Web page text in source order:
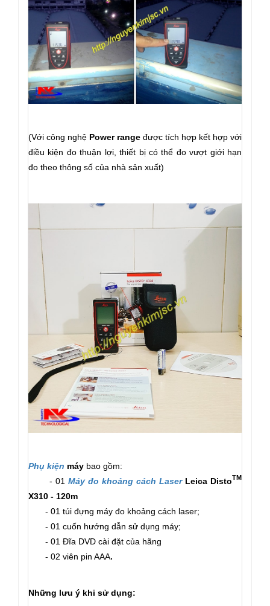
(Với công nghệ Power range được tích hợp kết hợp với
điều kiện đo thuận lợi, thiết bị có thể đo vượt giới hạn
đo theo thông số của nhà sản xuất)
Phụ kiện máy bao gồm:
- 01 Máy đo khoảng cách LaserLeica DistoTM
X310 - 120m
- 01 túi đựng máy đo khoảng cách laser;
- 01 cuốn hướng dẫn sử dụng máy;
- 01 Đĩa DVD cài đặt của hãng
- 02 viên pin AAA.
Những lưu ý khi sử dụng: